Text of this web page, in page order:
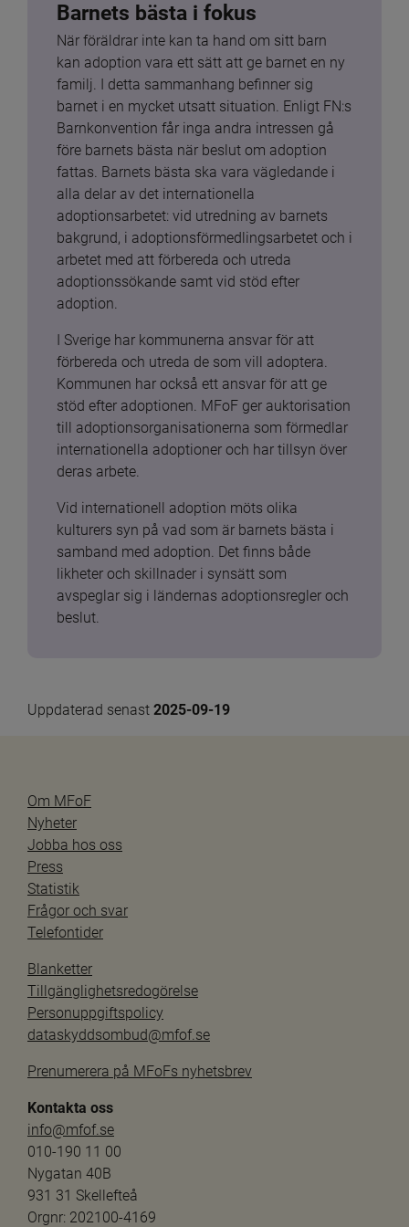
Barnets bästa i fokus
När föräldrar inte kan ta hand om sitt barn
kan adoption vara ett sätt att ge barnet en ny
familj. I detta sammanhang befinner sig
barnet i en mycket utsatt situation. Enligt FN:s
Barnkonvention får inga andra intressen gå
före barnets bästa när beslut om adoption
fattas. Barnets bästa ska vara vägledande i
alla delar av det internationella
adoptionsarbetet: vid utredning av barnets
bakgrund, i adoptionsförmedlingsarbetet och i
arbetet med att förbereda och utreda
adoptionssökande samt vid stöd efter
adoption.
I Sverige har kommunerna ansvar för att
förbereda och utreda de som vill adoptera.
Kommunen har också ett ansvar för att ge
stöd efter adoptionen. MFoF ger auktorisation
till adoptionsorganisationerna som förmedlar
internationella adoptioner och har tillsyn över
deras arbete.
Vid internationell adoption möts olika
kulturers syn på vad som är barnets bästa i
samband med adoption. Det finns både
likheter och skillnader i synsätt som
avspeglar sig i ländernas adoptionsregler och
beslut.
Uppdaterad senast 2025-09-19
Om MFoF
Nyheter
Jobba hos oss
Press
Statistik
Frågor och svar
Telefontider
Blanketter
Tillgänglighetsredogörelse
Personuppgiftspolicy
dataskyddsombud@mfof.se
Prenumerera på MFoFs nyhetsbrev
Kontakta oss
info@mfof.se
010-190 11 00
Nygatan 40B
931 31 Skellefteå
Orgnr: 202100-4169